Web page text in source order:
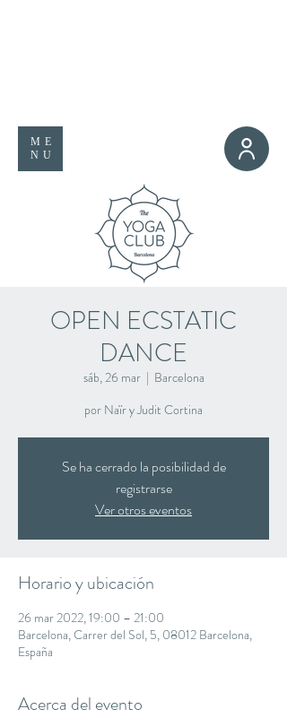
ME
NU
OPEN ECSTATIC
DANCE
sáb, 26 mar
  |
Barcelona
por Naïr y Judit Cortina
Se ha cerrado la posibilidad de
registrarse
Ver otros eventos
Horario y ubicación
26 mar 2022, 19:00 – 21:00
Barcelona, Carrer del Sol, 5, 08012 Barcelona,
España
Acerca del evento